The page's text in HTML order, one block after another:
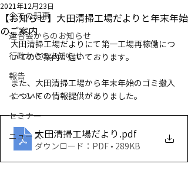
全ての記事
連合会からのお知らせ
行政からのお知らせ
報告
イベント
セミナー
ニュース
【お知らせ】大田清掃工場だよりと年末年始
のご案内
2021年12月23日
大田清掃工場だよりにて第一工場再稼働につ
いてのご案内が届いております。
また、大田清掃工場から年末年始のゴミ搬入
についての情報提供がありました。
大田清掃工場だより.pdf
ダウンロード：PDF • 289KB